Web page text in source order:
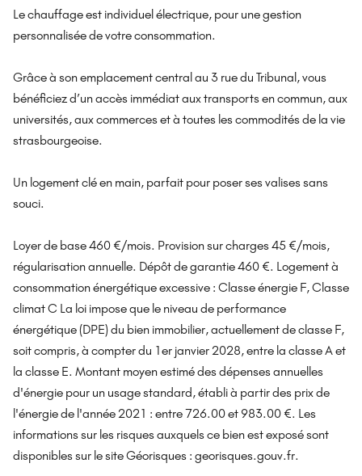
Le chauffage est individuel électrique, pour une gestion
personnalisée de votre consommation.
Grâce à son emplacement central au 3 rue du Tribunal, vous
bénéficiez d’un accès immédiat aux transports en commun, aux
universités, aux commerces et à toutes les commodités de la vie
strasbourgeoise.
Un logement clé en main, parfait pour poser ses valises sans
souci.
Loyer de base 460 €/mois. Provision sur charges 45 €/mois,
régularisation annuelle. Dépôt de garantie 460 €. Logement à
consommation énergétique excessive : Classe énergie F, Classe
climat C La loi impose que le niveau de performance
énergétique (DPE) du bien immobilier, actuellement de classe F,
soit compris, à compter du 1er janvier 2028, entre la classe A et
la classe E. Montant moyen estimé des dépenses annuelles
d'énergie pour un usage standard, établi à partir des prix de
l'énergie de l'année 2021 : entre 726.00 et 983.00 €. Les
informations sur les risques auxquels ce bien est exposé sont
disponibles sur le site Géorisques : georisques.gouv.fr.